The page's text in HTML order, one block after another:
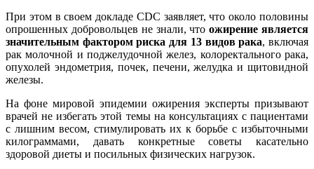
При этом в своем докладе CDC заявляет, что около половины
опрошенных добровольцев не знали, чтоожирение является
значительным фактором риска для 13 видов рака, включая
рак молочной и поджелудочной желез, колоректального рака,
опухолей эндометрия, почек, печени, желудка и щитовидной
железы.
На фоне мировой эпидемии ожирения эксперты призывают
врачей не избегать этой темы на консультациях с пациентами
с лишним весом, стимулировать их к борьбе с избыточными
килограммами, давать конкретные советы касательно
здоровой диеты и посильных физических нагрузок.